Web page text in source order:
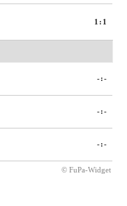
1:1
-:-
-:-
-:-
© FuPa-Widget